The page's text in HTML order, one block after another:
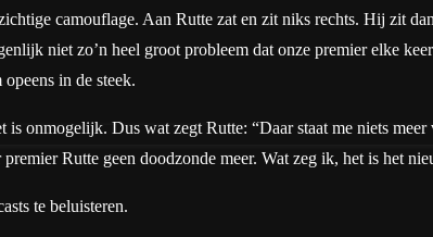
camouflage. Aan Rutte zat en zit niks rechts. Hij zit
niet zo’n heel groot probleem dat onze premier elke
in de steek.
onmogelijk. Dus wat zegt Rutte: “Daar staat me niets
Rutte geen doodzonde meer. Wat zeg ik, het is het
te beluisteren.